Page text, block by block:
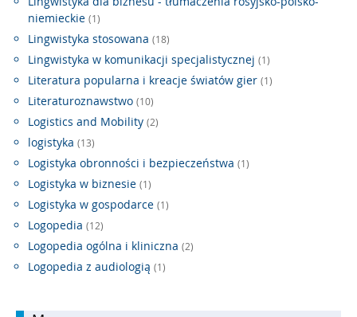
niemieckie (1)
Lingwistyka stosowana (18)
Lingwistyka w komunikacji specjalistycznej (1)
Literatura popularna i kreacje światów gier (1)
Literaturoznawstwo (10)
Logistics and Mobility (2)
logistyka (13)
Logistyka obronności i bezpieczeństwa (1)
Logistyka w biznesie (1)
Logistyka w gospodarce (1)
Logopedia (12)
Logopedia ogólna i kliniczna (2)
Logopedia z audiologią (1)